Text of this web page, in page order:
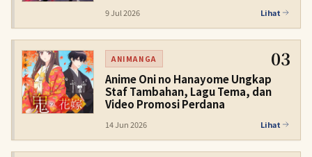
9 Jul 2026 Lihat
ANIMANGA 03
Anime Oni no Hanayome Ungkap
Staf Tambahan, Lagu Tema, dan
Video Promosi Perdana
14 Jun 2026 Lihat